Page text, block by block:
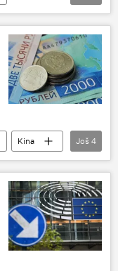
Kina
Još 4